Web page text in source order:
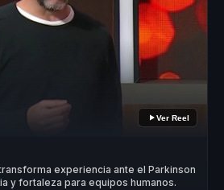
Ver Reel
experiencia ante el Parkinson
y fortaleza para equipos humanos.